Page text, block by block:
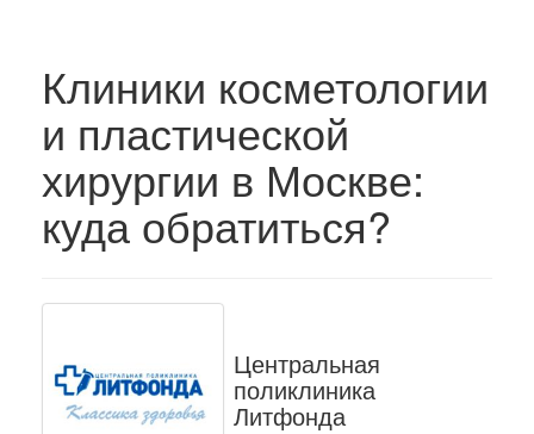
Клиники косметологии
и пластической
хирургии в Москве:
куда обратиться?
Центральная
поликлиника
Литфонда